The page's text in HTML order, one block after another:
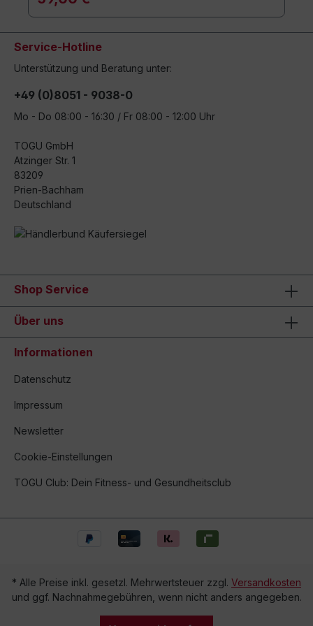
Service-Hotline
Unterstützung und Beratung unter:
+49 (0)8051 - 9038-0
Mo - Do 08:00 - 16:30 / Fr 08:00 - 12:00 Uhr
TOGU GmbH
Atzinger Str. 1
83209
Prien-Bachham
Deutschland
Shop Service
Über uns
Informationen
Datenschutz
Impressum
Newsletter
Cookie-Einstellungen
TOGU Club: Dein Fitness- und Gesundheitsclub
* Alle Preise inkl. gesetzl. Mehrwertsteuer zzgl. Versandkosten
und ggf. Nachnahmegebühren, wenn nicht anders angegeben.